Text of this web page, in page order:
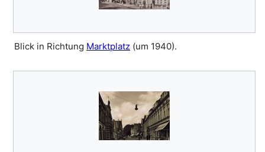
Blick in Richtung Marktplatz (um 1940).